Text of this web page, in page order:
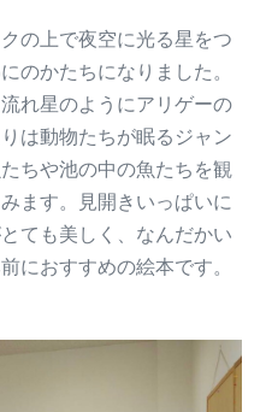
の上で夜空に光る星をつ
のかたちになりました。
れ星のようにアリゲーの
は動物たちが眠るジャン
ちや池の中の魚たちを観
ます。見開きいっぱいに
ても美しく、なんだかい
におすすめの絵本です。